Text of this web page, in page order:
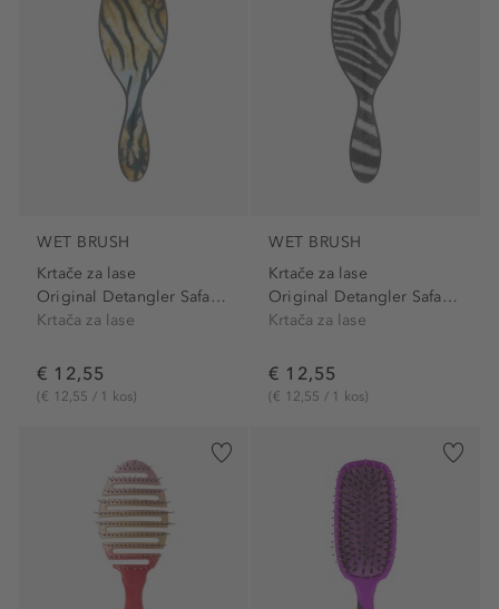
WET BRUSH
Krtače za lase
Original Detangler Safari...
Krtača za lase
€ 12,55
(€ 12,55 / 1 kos)
WET BRUSH
Krtače za lase
Original Detangler Safari...
Krtača za lase
€ 12,55
(€ 12,55 / 1 kos)